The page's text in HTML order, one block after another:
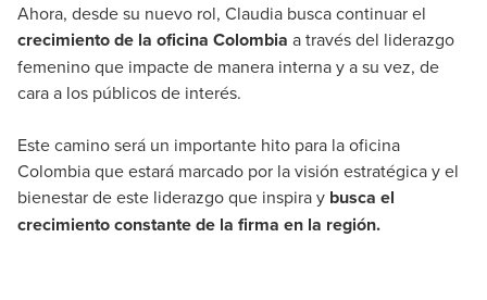
Ahora, desde su nuevo rol, Claudia busca continuar el
crecimiento de la oficina Colombia a través del liderazgo
femenino que impacte de manera interna y a su vez, de
cara a los públicos de interés.
Este camino será un importante hito para la oficina
Colombia que estará marcado por la visión estratégica y el
bienestar de este liderazgo que inspira y busca el
crecimiento constante de la firma en la región.